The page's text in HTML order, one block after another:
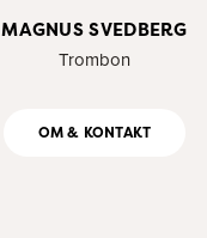
MAGNUS SVEDBERG
Trombon
OM & KONTAKT